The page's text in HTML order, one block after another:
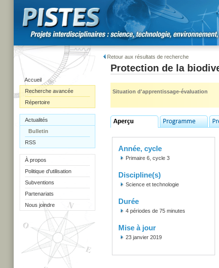
Accueil
Recherche avancée
Répertoire
Actualités
Bulletin
RSS
À propos
Politique d'utilisation
Subventions
Partenariats
Nous joindre
Retour aux résultats de recherche
Protection de la
Situation d'apprentissage-évaluation
Année, cycle
Primaire 6, cycle 3
Discipline(s)
Science et technologie
Durée
4 périodes de 75 minutes
Mise à jour
23 janvier 2019